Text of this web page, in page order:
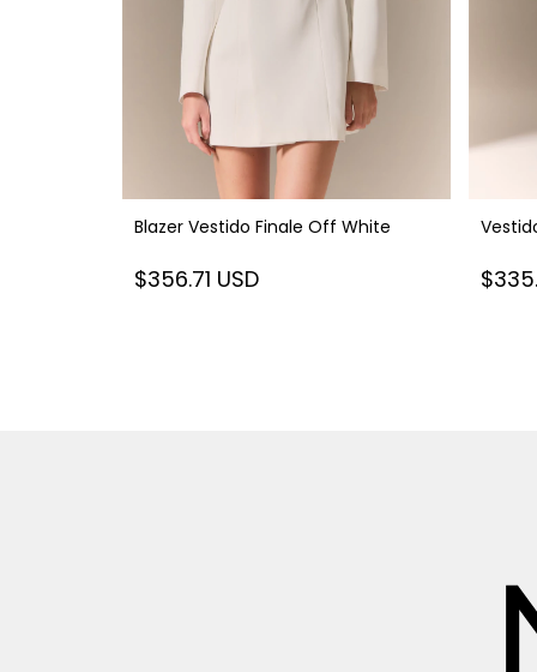
Blazer Vestido Finale Off White
$356.71 USD